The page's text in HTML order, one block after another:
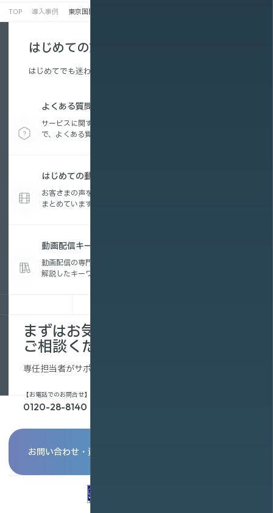
TOP 導入事例 東京国際映画祭 様
はじめての方へ
はじめてでも迷わない、配信の基本を解説。
よくある質問
サービスに関する疑問から、動画配信の活用方法ま
で、よくある質問をまとめています。
はじめての動画配信コラム
お客さまの声を参考に編集したお役立ちコンテンツを
まとめています。
動画配信キーワード集
動画配信の専門用語を、初めての方にもわかりやすく
解説したキーワード集です。
まずはお気軽に
ご相談ください。
専任担当者がサポートします。
【お電話でのお問合せ】
0120-28-8140
お問い合わせ・資料請求